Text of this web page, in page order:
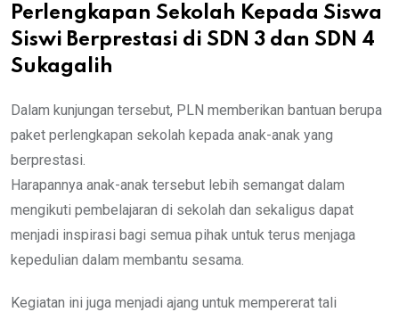
Perlengkapan Sekolah Kepada Siswa
Siswi Berprestasi di SDN 3 dan SDN 4
Sukagalih
Dalam kunjungan tersebut, PLN memberikan bantuan berupa
paket perlengkapan sekolah kepada anak-anak yang
berprestasi.
Harapannya anak-anak tersebut lebih semangat dalam
mengikuti pembelajaran di sekolah dan sekaligus dapat
menjadi inspirasi bagi semua pihak untuk terus menjaga
kepedulian dalam membantu sesama.
Kegiatan ini juga menjadi ajang untuk mempererat tali